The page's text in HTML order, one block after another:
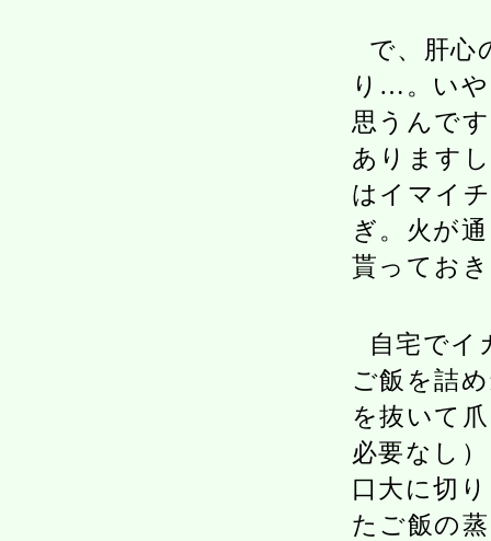
で、肝心
り…。い
思うんで
あります
はイマイ
ぎ。火が
貰ってお
自宅でイ
ご飯を詰
を抜いて
必要なし
口大に切
たご飯の